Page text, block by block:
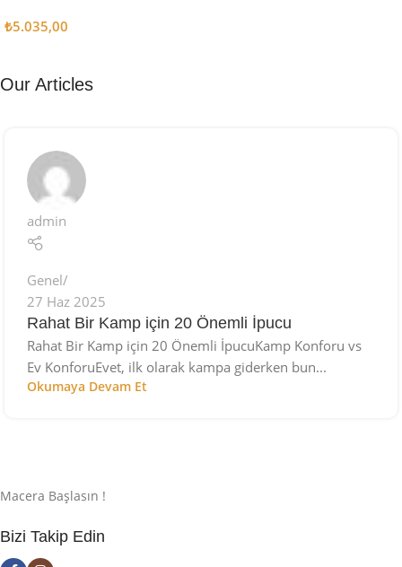
₺5.035,00
Our Articles
admin
Genel
27 Haz 2025
Rahat Bir Kamp için 20 Önemli İpucu
Rahat Bir Kamp için 20 Önemli İpucuKamp Konforu vs
Ev KonforuEvet, ilk olarak kampa giderken bun...
Okumaya Devam Et
Macera Başlasın !
Bizi Takip Edin